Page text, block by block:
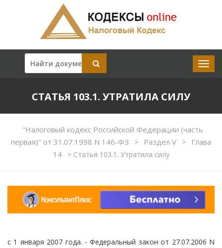
СТАТЬЯ 103.1. УТРАТИЛА СИЛУ
"Налоговый кодекс Российской Федерации (часть
первая)" от 31.07.1998 N 146-ФЗ
> Раздел V >
Глава
14
>Статья 103.1. Утратила силу
с 1 января 2007 года. - Федеральный закон от 27.07.2006 N